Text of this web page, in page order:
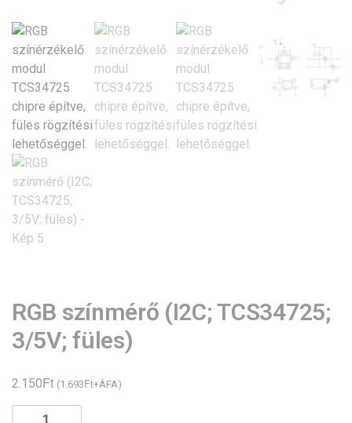
RGB színmérő (I2C; TCS34725;
3/5V; füles)
2.150Ft (1.693Ft+ÁFA)